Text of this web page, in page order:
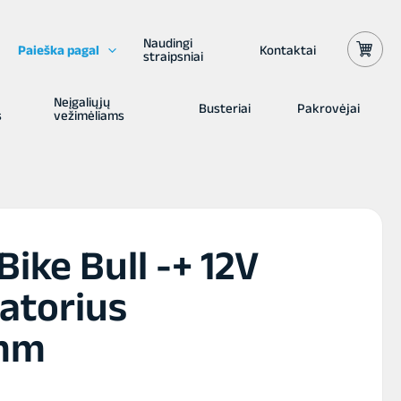
Paieška pagal
Naudingi
straipsniai
Kontaktai
Neįgaliųjų
vežimėliams
Busteriai Pakrovėjai
Bull -+ 12V